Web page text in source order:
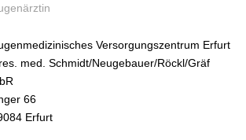
Versorgungszentrum Erfurt
med. Schmidt/Neugebauer/Röckl/Gräf
66
Erfurt